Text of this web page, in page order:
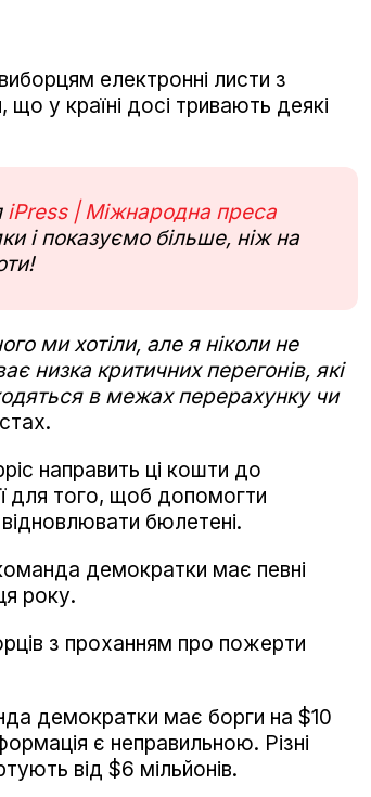
електронні листи з
у країні досі тривають деякі
iPress | Міжнародна преса
і показуємо більше, ніж на
ми хотіли, але я ніколи не
низка критичних перегонів, які
в межах перерахунку чи
направить ці кошти до
для того, щоб допомогти
бюлетені.
демократки має певні
року.
з проханням про пожерти
демократки має борги на $10
є неправильною. Різні
від $6 мільйонів.